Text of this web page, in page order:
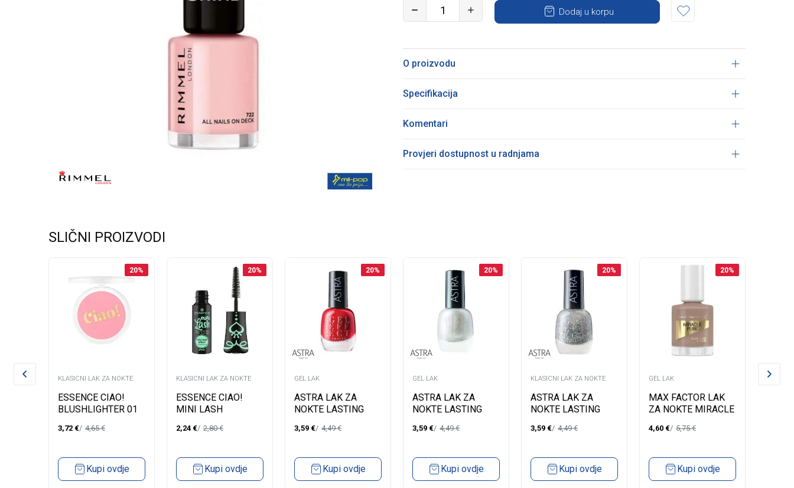
Dodaj u korpu
O proizvodu
Specifikacija
Komentari
Provjeri dostupnost u radnjama
SLIČNI PROIZVODI
20%
KLASICNI LAK ZA NOKTE
ESSENCE CIAO!
BLUSHLIGHTER 01
3,72 € 4,65€
Kupi ovdje
20%
KLASICNI LAK ZA NOKTE
ESSENCE CIAO!
MINI LASH
LASH EFFECT
2,24 € 2,80€
Kupi ovdje
20%
GEL LAK
ASTRA LAK ZA
NOKTE LASTING
3,59 € 4,49€
Kupi ovdje
20%
GEL LAK
ASTRA LAK ZA
NOKTE LASTING
3,59 € 4,49€
Kupi ovdje
20%
KLASICNI LAK ZA NOKTE
ASTRA LAK ZA
NOKTE LASTING
55
3,59 € 4,49€
Kupi ovdje
20%
GEL LAK
MAX FACTOR LAK
ZA NOKTE MIRACLE
CHAI
4,60 € 5,75€
Kupi ovdje
GEL LAK